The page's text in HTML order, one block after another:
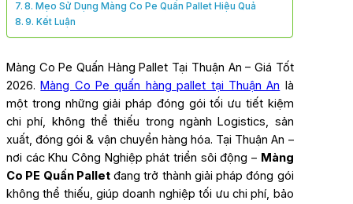
8. Mẹo Sử Dụng Màng Co Pe Quấn Pallet Hiệu Quả
9. Kết Luận
Màng Co Pe Quấn Hàng Pallet Tại Thuận An – Giá Tốt
2026.Màng Co Pe quấn hàng pallet tại Thuận An là
một trong những giải pháp đóng gói tối ưu tiết kiệm
chi phí, không thể thiếu trong ngành Logistics, sản
xuất, đóng gói & vận chuyển hàng hóa. Tại Thuận An –
nơi các Khu Công Nghiệp phát triển sôi động – Màng
Co PE Quấn Palletđang trở thành giải pháp đóng gói
không thể thiếu, giúp doanh nghiệp tối ưu chi phí, bảo